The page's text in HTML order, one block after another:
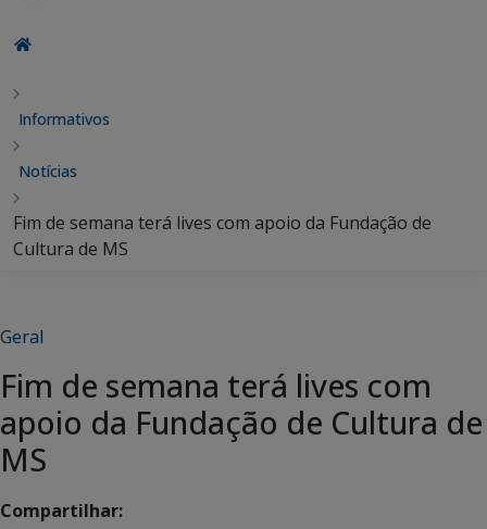
Informativos
Notícias
Fim de semana terá lives com apoio da Fundação de
Cultura de MS
Geral
Fim de semana terá lives com
apoio da Fundação de Cultura de
MS
Compartilhar: